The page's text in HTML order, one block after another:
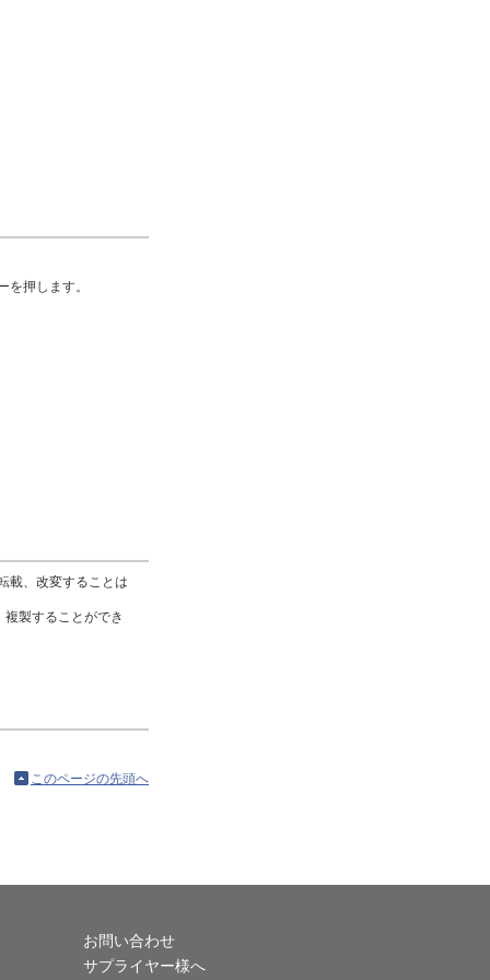
押します。
載、改変することは
製することができ
このページの先頭へ
お問い合わせ
サプライヤー様へ